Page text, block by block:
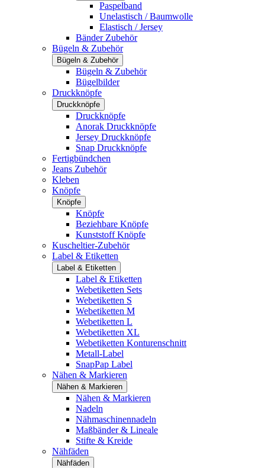
Paspelband
Unelastisch / Baumwolle
Elastisch / Jersey
Bänder Zubehör
Bügeln & Zubehör
Bügeln & Zubehör
Bügeln & Zubehör
Bügelbilder
Druckknöpfe
Druckknöpfe
Druckknöpfe
Anorak Druckknöpfe
Jersey Druckknöpfe
Snap Druckknöpfe
Fertigbündchen
Jeans Zubehör
Kleben
Knöpfe
Knöpfe
Knöpfe
Beziehbare Knöpfe
Kunststoff Knöpfe
Kuscheltier-Zubehör
Label & Etiketten
Label & Etiketten
Label & Etiketten
Webetiketten Sets
Webetiketten S
Webetiketten M
Webetiketten L
Webetiketten XL
Webetiketten Konturenschnitt
Metall-Label
SnapPap Label
Nähen & Markieren
Nähen & Markieren
Nähen & Markieren
Nadeln
Nähmaschinennadeln
Maßbänder & Lineale
Stifte & Kreide
Nähfäden
Nähfäden